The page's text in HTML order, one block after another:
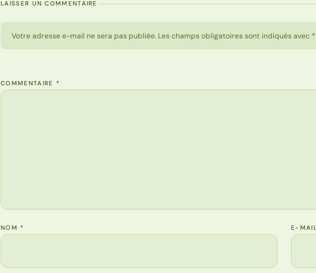
LAISSER UN COMMENTAIRE
Votre adresse e-mail ne sera pas publiée. Les champs obligatoires sont indiqués avec *
COMMENTAIRE *
NOM* E-